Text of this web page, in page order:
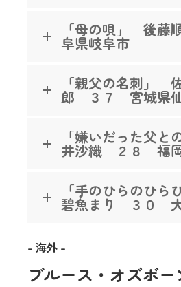
「母の唄」 後
阜県岐阜市
「親父の名刺」
郎 ３７ 宮城県
「嫌いだった父
井沙織 ２８ 福
「手のひらのひ
碧魚まり ３０
– 海外 –
ブルース・オズボー